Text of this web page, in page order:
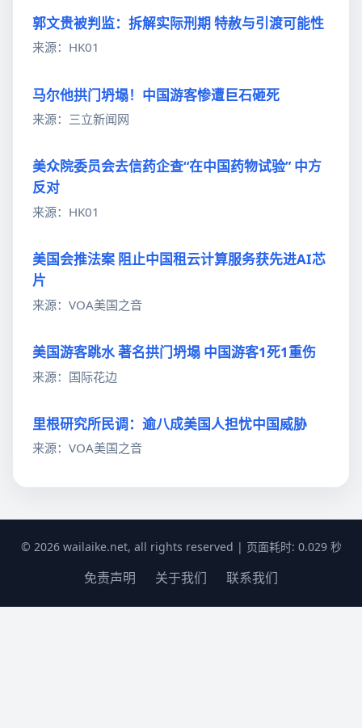
郭文贵被判监：拆解实际刑期 特赦与引渡可能性
来源：HK01
马尔他拱门坍塌！中国游客惨遭巨石砸死
来源：三立新闻网
美众院委员会去信药企查“在中国药物试验” 中方
反对
来源：HK01
美国会推法案 阻止中国租云计算服务获先进AI芯
片
来源：VOA美国之音
美国游客跳水 著名拱门坍塌 中国游客1死1重伤
来源：国际花边
里根研究所民调：逾八成美国人担忧中国威胁
来源：VOA美国之音
© 2026 wailaike.net, all rights reserved | 页面耗时: 0.029 秒
免责声明 关于我们 联系我们